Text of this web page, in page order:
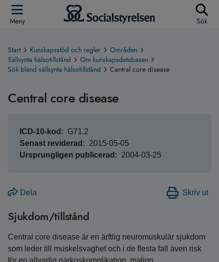
Meny Sök
Start Kunskapsstöd och regler
Områden
Sällsynta hälsotillstånd
Om kunskapsdatabasen
Sök bland sällsynta hälsotillstånd
Central core disease
Central core disease
ICD-10-kod G71.2
Senast reviderad 2015-05-05
Ursprungligen publicerad 2004-03-25
Dela Skriv ut
Sjukdom/tillstånd
Central core disease är en ärftlig neuromuskulär sjukdom
som leder till muskelsvaghet och i de flesta fall även risk
för en allvarlig narkoskomplikation, malign